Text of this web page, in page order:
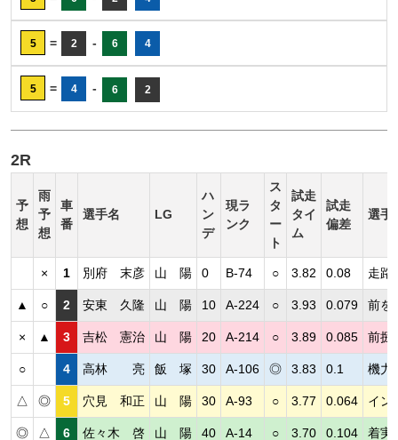
5 = 2 - 6 4
5 = 4 - 6 2
2R
予
想
雨
予
想
車
番
選手名 LG
ハ
ン
デ
現ラ
ンク
ス
タ
ー
ト
試走
タイ
ム
試走
偏差
選手
× 1 別府 末彦 山 陽 0 B-74 ○ 3.82 0.08 走路
▲ ○ 2 安東 久隆 山 陽 10 A-224 ○ 3.93 0.079 前を
× ▲ 3 吉松 憲治 山 陽 20 A-214 ○ 3.89 0.085 前捌
○ 4 高林 亮 飯 塚 30 A-106 ◎ 3.83 0.1 機力
△ ◎ 5 穴見 和正 山 陽 30 A-93 ○ 3.77 0.064 イン
◎ △ 6 佐々木 啓 山 陽 40 A-14 ○ 3.70 0.104 着実